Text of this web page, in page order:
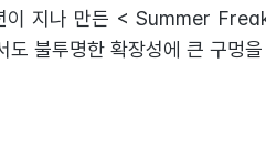
이 지나 만든 < Summer
도 불투명한 확장성에 큰 구멍